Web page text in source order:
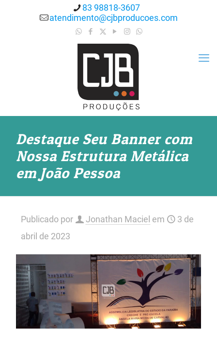
83 98818-3607
atendimento@cjbproducoes.com
Destaque Seu Banner com
Nossa Estrutura Metálica
em João Pessoa
Publicado por Jonathan Maciel em
3 de
abril de 2023